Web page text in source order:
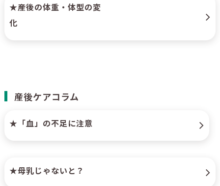
★産後の体重・体型の変
化
産後ケアコラム
★「血」の不足に注意
★母乳じゃないと？